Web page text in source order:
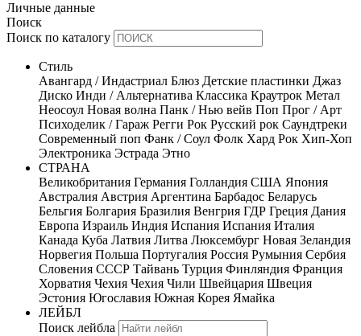
Личные данные
Поиск
Поиск по каталогу
Стиль
Авангард / Индастриал Блюз Детские пластинки Джаз
Диско Инди / Альтернатива Классика Краутрок Метал
Неосоул Новая волна Панк / Нью вейв Поп Прог / Арт
Психоделик / Гараж Регги Рок Русский рок Саундтреки
Современный поп Фанк / Соул Фолк Хард Рок Хип-Хоп
Электроника Эстрада Этно
СТРАНА
Великобритания Германия Голландия США Япония
Австралия Австрия Аргентина Барбадос Беларусь
Бельгия Болгария Бразилия Венгрия ГДР Греция Дания
Европа Израиль Индия Испания Испания Италия
Канада Куба Латвия Литва Люксембург Новая Зеландия
Норвегия Польша Португалия Россия Румыния Сербия
Словения СССР Тайвань Турция Финляндия Франция
Хорватия Чехия Чехия Чили Швейцария Швеция
Эстония Югославия Южная Корея Ямайка
ЛЕЙБЛ
Поиск лейбла